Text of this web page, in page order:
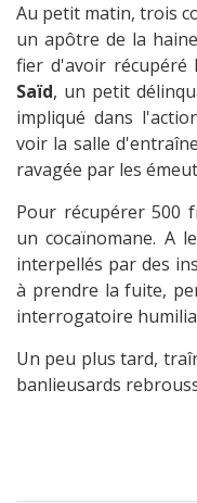
Au petit matin, trois
un apôtre de la
fier d'avoir
Saïd, un petit
impliqué dans
voir la salle
ravagée par les
Pour récupérer 500
un cocaïnomane. A
interpellés par des
à prendre la fuite,
interrogatoire
Un peu plus tard,
banlieusards